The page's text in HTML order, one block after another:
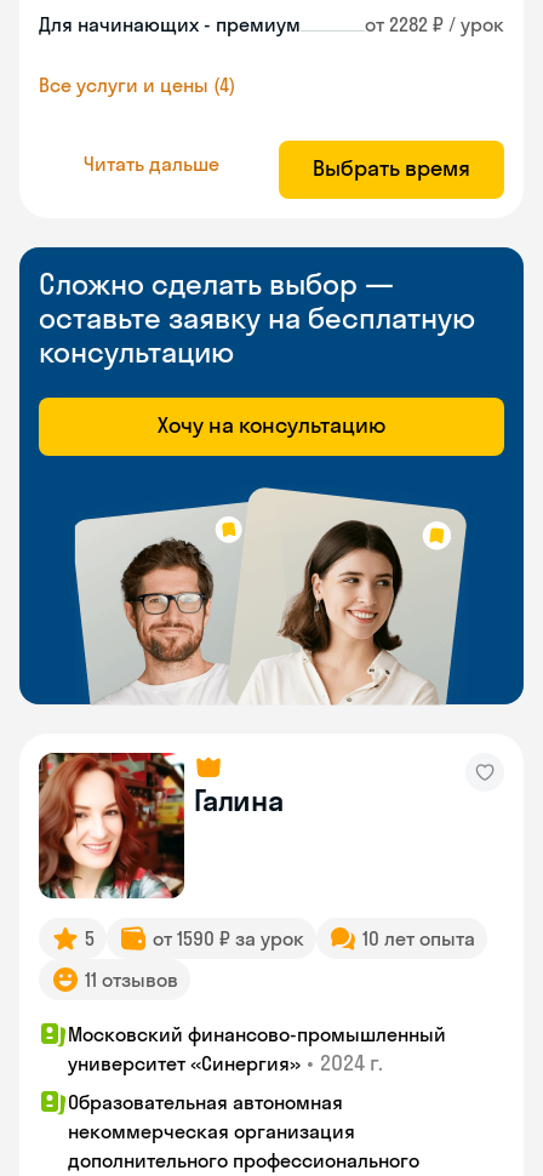
Для начинающих - премиум от 2282 ₽ / урок
Все услуги и цены (4)
Читать дальше Выбрать время
Сложно сделать выбор —
оставьте заявку на бесплатную
консультацию
Хочу на консультацию
Галина
5 от 1590 ₽ за урок
10 лет опыта
11 отзывов
Московский финансово-промышленный
университет «Синергия» • 2024 г.
Образовательная автономная
некоммерческая организация
дополнительного профессионального